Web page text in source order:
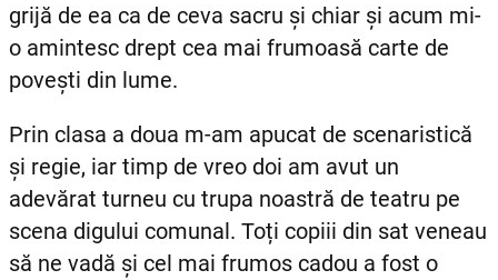
grijă de ea ca de ceva sacru și chiar și acum mi-
o amintesc drept cea mai frumoasă carte de
povești din lume.
Prin clasa a doua m-am apucat de scenaristică
și regie, iar timp de vreo doi am avut un
adevărat turneu cu trupa noastră de teatru pe
scena digului comunal. Toți copiii din sat veneau
să ne vadă și cel mai frumos cadou a fost o